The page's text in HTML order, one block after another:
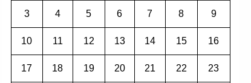
3 4 5 6 7 8 9
10 11 12 13 14 15 16
17 18 19 20 21 22 23